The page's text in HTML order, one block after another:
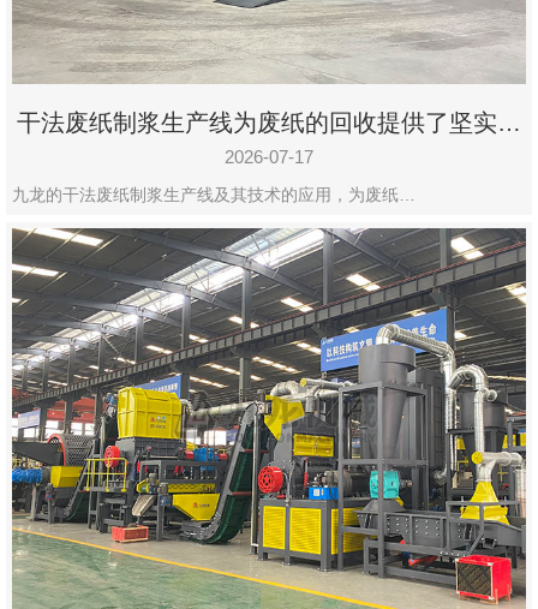
干法废纸制浆生产线为废纸的回收提供了坚实的
保障
2026-07-17
九龙的干法废纸制浆生产线及其技术的应用，为废纸…